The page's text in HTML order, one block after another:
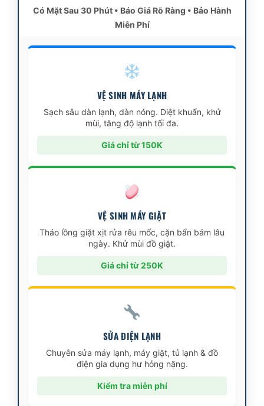
Có Mặt Sau 30 Phút • Báo Giá Rõ Ràng • Bảo Hành
Miễn Phí
VỆ SINH MÁY LẠNH
Sạch sâu dàn lạnh, dàn nóng. Diệt khuẩn, khử
mùi, tăng độ lạnh tối đa.
Giá chỉ từ 150K
VỆ SINH MÁY GIẶT
Tháo lồng giặt xịt rửa rêu mốc, cặn bẩn bám lâu
ngày. Khử mùi đồ giặt.
Giá chỉ từ 250K
SỬA ĐIỆN LẠNH
Chuyên sửa máy lạnh, máy giặt, tủ lạnh & đồ
điện gia dụng hư hỏng nặng.
Kiểm tra miễn phí